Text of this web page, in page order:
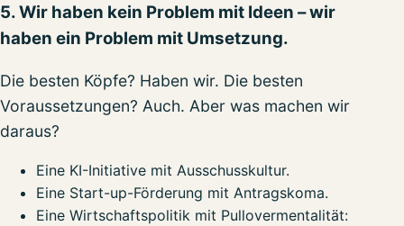
5. Wir haben kein Problem mit Ideen – wir
haben ein Problem mit Umsetzung.
Die besten Köpfe? Haben wir. Die besten
Voraussetzungen? Auch. Aber was machen wir
daraus?
Eine KI-Initiative mit Ausschusskultur.
Eine Start-up-Förderung mit Antragskoma.
Eine Wirtschaftspolitik mit Pullovermentalität: